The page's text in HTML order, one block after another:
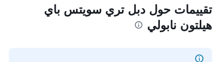
تقييمات حول دبل تري سويتس باي
هيلتون نابولي